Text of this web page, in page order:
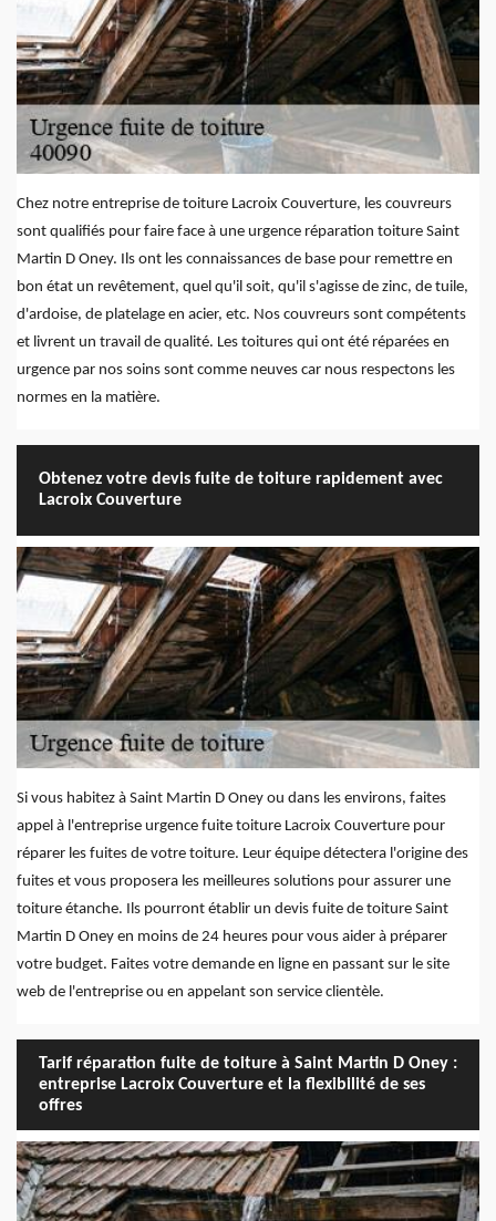
Chez notre entreprise de toiture Lacroix Couverture, les couvreurs
sont qualifiés pour faire face à une urgence réparation toiture Saint
Martin D Oney. Ils ont les connaissances de base pour remettre en
bon état un revêtement, quel qu'il soit, qu'il s'agisse de zinc, de tuile,
d'ardoise, de platelage en acier, etc. Nos couvreurs sont compétents
et livrent un travail de qualité. Les toitures qui ont été réparées en
urgence par nos soins sont comme neuves car nous respectons les
normes en la matière.
Obtenez votre devis fuite de toiture rapidement avec
Lacroix Couverture
Si vous habitez à Saint Martin D Oney ou dans les environs, faites
appel à l'entreprise urgence fuite toiture Lacroix Couverture pour
réparer les fuites de votre toiture. Leur équipe détectera l'origine des
fuites et vous proposera les meilleures solutions pour assurer une
toiture étanche. Ils pourront établir un devis fuite de toiture Saint
Martin D Oney en moins de 24 heures pour vous aider à préparer
votre budget. Faites votre demande en ligne en passant sur le site
web de l'entreprise ou en appelant son service clientèle.
Tarif réparation fuite de toiture à Saint Martin D Oney :
entreprise Lacroix Couverture et la flexibilité de ses
offres